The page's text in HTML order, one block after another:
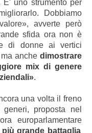
uno strumento per
Dobbiamo
avverte però
sfida ora non è
di donne ai vertici
anche dimostrare
mix di genere
.
una volta il freno
proposta nel
europarlamentare
grande battaglia